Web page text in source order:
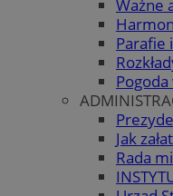
Ważne
Parafie
Jak
Rada